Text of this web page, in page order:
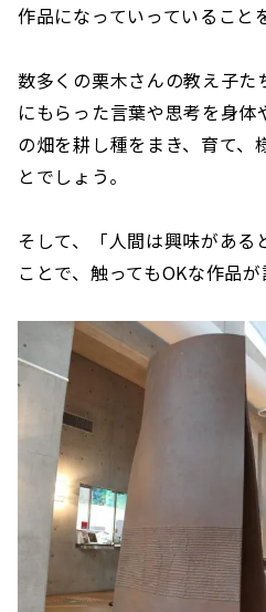
作品になっていっていること
数多くの栗木さんの教え子た
にもらった言葉や思考を身
の畑を耕し種をまき、育て、
とでしょう。
そして、「人間は興味がある
ことで、触ってもOKな作品が